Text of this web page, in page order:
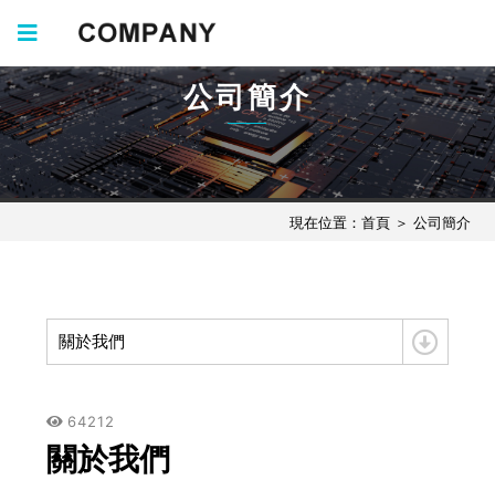
公司簡介
現在位置： 首頁＞ 公司簡介
關於我們
64212
關於我們